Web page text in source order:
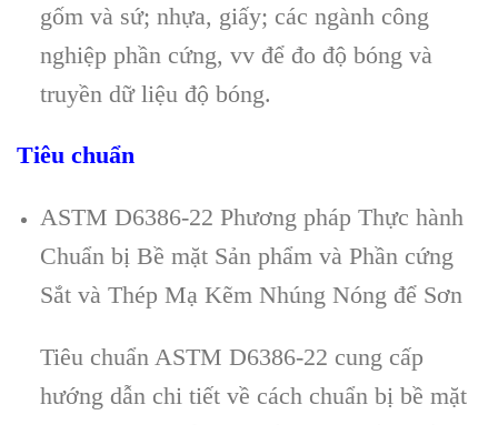
gốm và sứ; nhựa, giấy; các ngành công
nghiệp phần cứng, vv để đo độ bóng và
truyền dữ liệu độ bóng.
Tiêu chuẩn
ASTM D6386-22 Phương pháp Thực hành
Chuẩn bị Bề mặt Sản phẩm và Phần cứng
Sắt và Thép Mạ Kẽm Nhúng Nóng để Sơn
Tiêu chuẩn ASTM D6386-22 cung cấp
hướng dẫn chi tiết về cách chuẩn bị bề mặt